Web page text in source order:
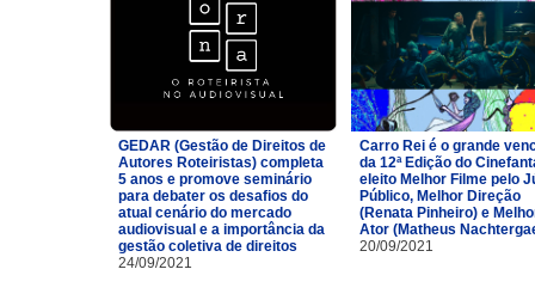
GEDAR (Gestão de Direitos de
Autores Roteiristas) completa
5 anos e promove seminário
para debater os desafios do
atual cenário do mercado
audiovisual e a importância da
gestão coletiva de direitos
24/09/2021
Carro Rei é o grande
da 12ª Edição do
eleito Melhor Filme pelo
Público, Melhor Direção
(Renata Pinheiro) e
Ator (Matheus
20/09/2021